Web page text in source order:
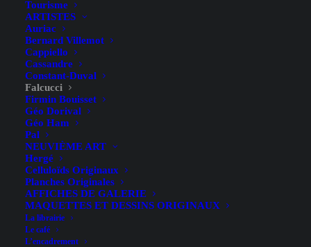
Tourisme
ARTISTES
Auriac
Bernard Villemot
Cappiello
Cassandre
Constant-Duval
Falcucci
Firmin Bouisset
Géo Dorival
Géo Ham
Pal
NEUVIÈME ART
Hergé
Celluloïds Originaux
Planches Originales
AFFICHES DE GALERIE
MAQUETTES ET DESSINS ORIGINAUX
La librairie
Le café
L’encadrement
Grand Prix Automobile de
Monaco – Falcucci – 1983